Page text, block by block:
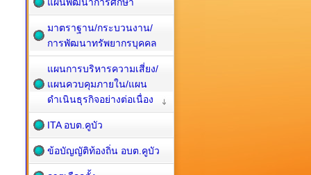
มาตราฐาน/กระบวนงาน/
การพัฒนาทรัพยากรบุคคล
แผนการบริหารความเสี่ยง/
แผนควบคุมภายใน/แผน
ดำเนินธุรกิจอย่างต่อเนื่อง
ITA อบต.คูบัว
ข้อบัญญัติท้องถิ่น อบต.คูบัว